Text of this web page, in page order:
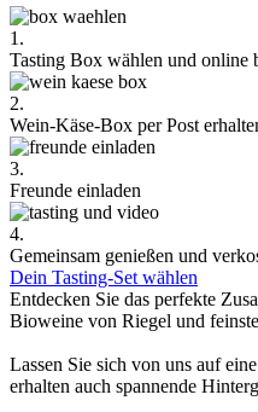
1.
Tasting Box wählen und online
2.
Wein-Käse-Box per Post
3.
Freunde einladen
4.
Gemeinsam genießen und
Dein Tasting-Set wählen
Entdecken Sie das perfekte
Bioweine von Riegel und
Lassen Sie sich von uns auf
erhalten auch spannende